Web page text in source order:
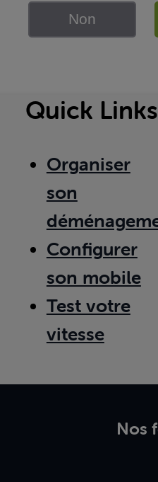
Non
Quick Links
Organiser
son
Configurer
son mobile
Test votre
vitesse
Nos